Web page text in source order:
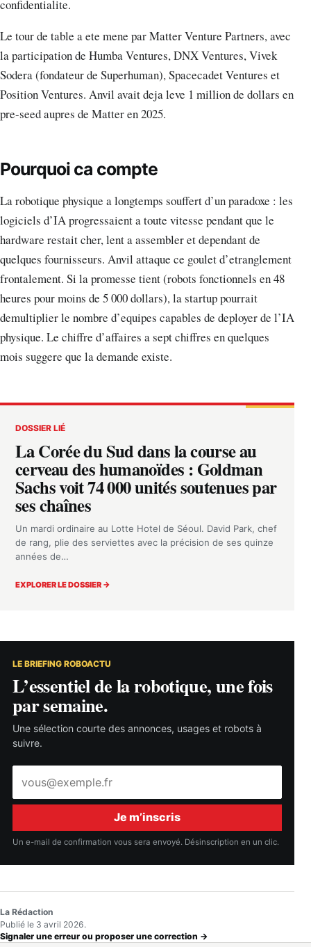
confidentialite.
Le tour de table a ete mene par Matter Venture Partners, avec
la participation de Humba Ventures, DNX Ventures, Vivek
Sodera (fondateur de Superhuman), Spacecadet Ventures et
Position Ventures. Anvil avait deja leve 1 million de dollars en
pre-seed aupres de Matter en 2025.
Pourquoi ca compte
La robotique physique a longtemps souffert d’un paradoxe : les
logiciels d’IA progressaient a toute vitesse pendant que le
hardware restait cher, lent a assembler et dependant de
quelques fournisseurs. Anvil attaque ce goulet d’etranglement
frontalement. Si la promesse tient (robots fonctionnels en 48
heures pour moins de 5 000 dollars), la startup pourrait
demultiplier le nombre d’equipes capables de deployer de l’IA
physique. Le chiffre d’affaires a sept chiffres en quelques
mois suggere que la demande existe.
DOSSIER LIÉ
La Corée du Sud dans la course au
cerveau des humanoïdes : Goldman
Sachs voit 74 000 unités soutenues par
ses chaînes
Un mardi ordinaire au Lotte Hotel de Séoul. David Park, chef
de rang, plie des serviettes avec la précision de ses quinze
années de…
EXPLORER LE DOSSIER →
LE BRIEFING ROBOACTU
L’essentiel de la robotique, une fois
par semaine.
Une sélection courte des annonces, usages et robots à
suivre.
mail
Je m’inscris
Un e-mail de confirmation vous sera envoyé. Désinscription en un clic.
La Rédaction
Publié le 3 avril 2026.
Signaler une erreur ou proposer une correction →